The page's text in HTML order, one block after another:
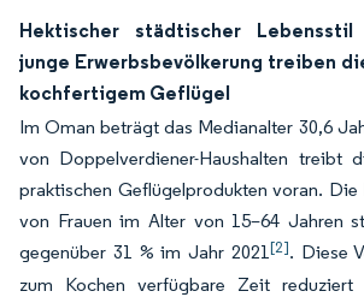
Hektischer städtischer Lebensstil
junge Erwerbsbevölkerung treiben
kochfertigem Geflügel
Im Oman beträgt das Medianalter 30,6
von Doppelverdiener-Haushalten treibt
praktischen Geflügelprodukten voran.
von Frauen im Alter von 15–64 Jahren
gegenüber 31 % im Jahr 2021[2]. Diese
zum Kochen verfügbare Zeit reduziert